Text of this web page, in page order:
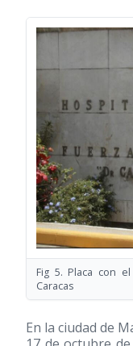
Fig 5. Placa con
Caracas
En la ciudad de